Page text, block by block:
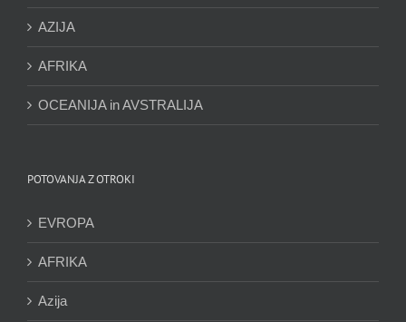
AZIJA
AFRIKA
OCEANIJA in AVSTRALIJA
POTOVANJA Z OTROKI
EVROPA
AFRIKA
Azija